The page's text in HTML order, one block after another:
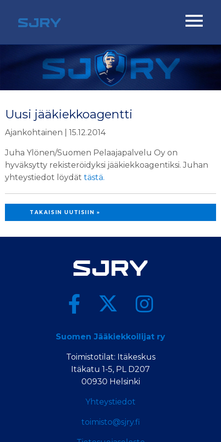
Uusi jääkiekkoagentti
Ajankohtainen | 15.12.2014
Juha Ylönen/Suomen Pelaajapalvelu Oy on
hyväksytty rekisteröidyksi jääkiekkoagentiksi. Juhan
yhteystiedot löydät tästä.
TAKAISIN UUTISIIN »
Suomen Jääkiekkoilijat ry
Toimistotilat: Itäkeskus
Itäkatu 1-5, PL D207
00930 Helsinki
Yhteystiedot
toimisto@sjry.fi